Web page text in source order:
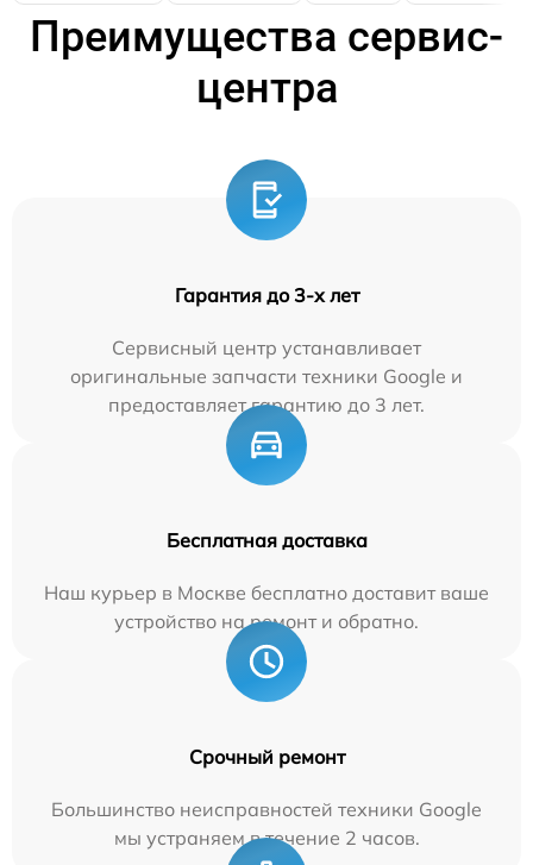
Преимущества сервис-
центра
Гарантия до 3-х лет
Сервисный центр устанавливает
оригинальные запчасти техники Google и
предоставляет гарантию до 3 лет.
Бесплатная доставка
Наш курьер в Москве бесплатно доставит ваше
устройство на ремонт и обратно.
Срочный ремонт
Большинство неисправностей техники Google
мы устраняем в течение 2 часов.